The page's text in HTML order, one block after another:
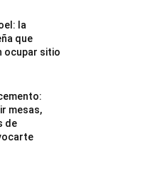
la
que
ocupar sitio
mesas,
de